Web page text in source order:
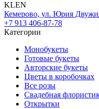
KLEN
Кемерово, ул. Юрия
+7 913 406-87-78
Категории
Монобукеты
Готовые букеты
Авторские букеты
Цветы в коробочках
Все розы
Свадебная
Открытки